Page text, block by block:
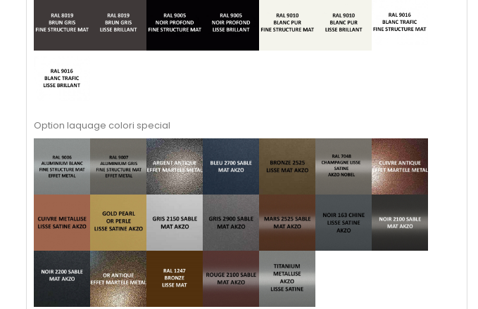
Option laquage colori special